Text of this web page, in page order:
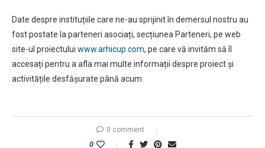
Date despre instituțiile care ne-au sprijinit în demersul nostru au
fost postate la parteneri asociați, secțiunea Parteneri, pe web
site-ul proiectului www.arhicup.com, pe care vă invităm să îl
accesați pentru a afla mai multe informații despre proiect și
activitățile desfășurate până acum.
0 comment
0